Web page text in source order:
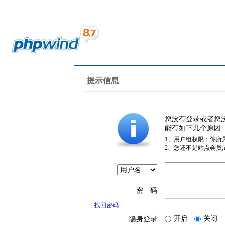
提示信息
您没有登录或者您
能有如下几个原因
1、用户组权限：你所
2、您还不是站点会员
密 码
找回密码
隐身登录 开启 关闭